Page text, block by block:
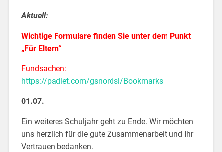
Aktuell:
Wichtige Formulare finden Sie unter dem Punkt
„Für Eltern“
Fundsachen:
https://padlet.com/gsnordsl/Bookmarks
01.07.
Ein weiteres Schuljahr geht zu Ende. Wir möchten
uns herzlich für die gute Zusammenarbeit und Ihr
Vertrauen bedanken.